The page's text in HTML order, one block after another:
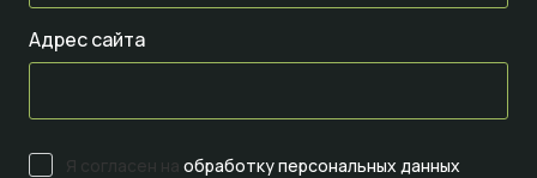
Адрес сайта
Я согласен на обработку персональных данных